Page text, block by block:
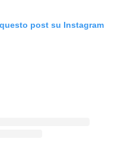
post su Instagram